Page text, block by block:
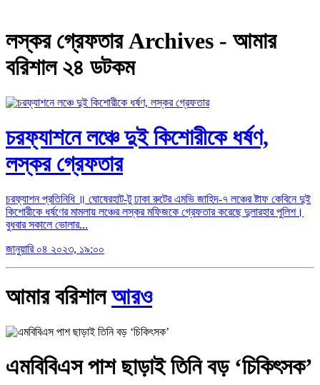
লস্কর গ্রেফতার Archives - আমার
বরিশাল ২৪ ডটকম
চরফ্যাশনে লঞ্চে দুই কিশোরীকে ধর্ষণ,
লস্কর গ্রেফতার
চরফ্যাশন প্রতিনিধি ‍॥ ঘোষেরহাট-টু ঢাকা রুটের এমভি জাহিদ-৭ লঞ্চের ষ্টাফ কেবিনে দুই
কিশোরীকে ধর্ষণের মামলায় লঞ্চের লস্কর মফিজকে গ্রেফতার করেছে দুলারহার পুলিশ।
বুধবার সকালে ভোলার...
জানুয়ারি ০৪ ২০২৩, ১৯:০০
আমার বরিশালআরও
এমবিবিএস পাশ ছাড়াই তিনি বড় ‘চিকিৎসক’